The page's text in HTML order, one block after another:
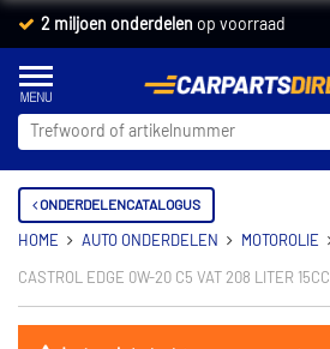
2 miljoen onderdelen op voorraad
ONDERDELENCATALOGUS
HOME AUTO ONDERDELEN MOTOROLIE
CASTROL EDGE 0W-20 C5 VAT 208 LITER